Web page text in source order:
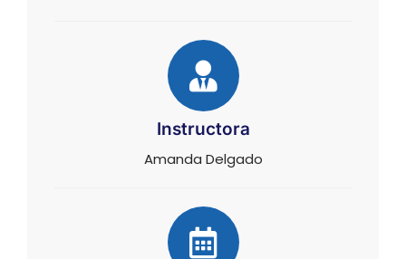
Instructora
Amanda Delgado